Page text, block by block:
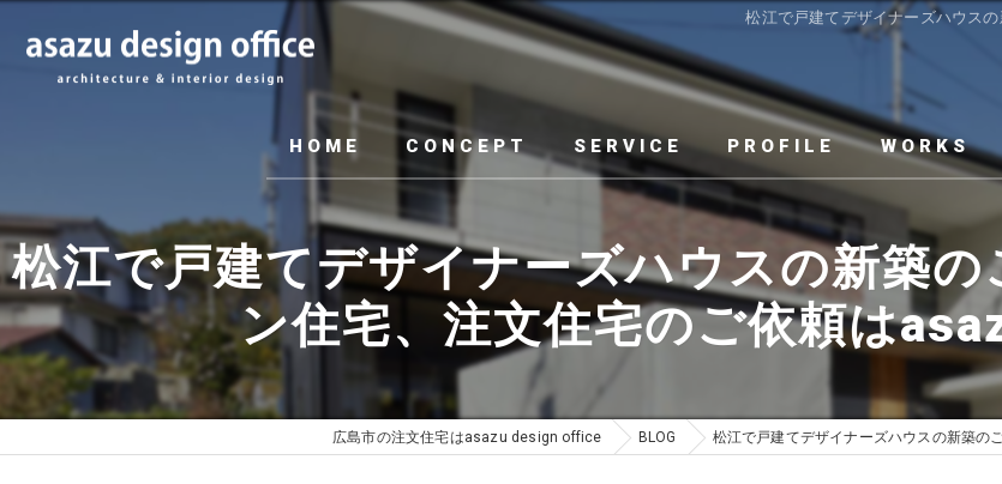
松江で戸建てデザイナーズハウス
HOME CONCEPT SERVICE PROFILE WORKS
松江で戸建てデザイナーズハウスの新築
ン住宅、注文住宅のご依頼は
広島市の注文住宅はasazu design office BLOG 松江で戸建てデザイナーズハウスの新築